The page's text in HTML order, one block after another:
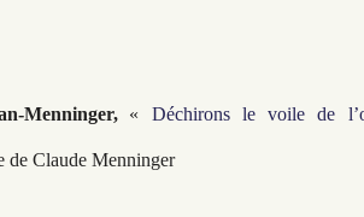
Menninger, « Déchirons le voile de
de Claude Menninger